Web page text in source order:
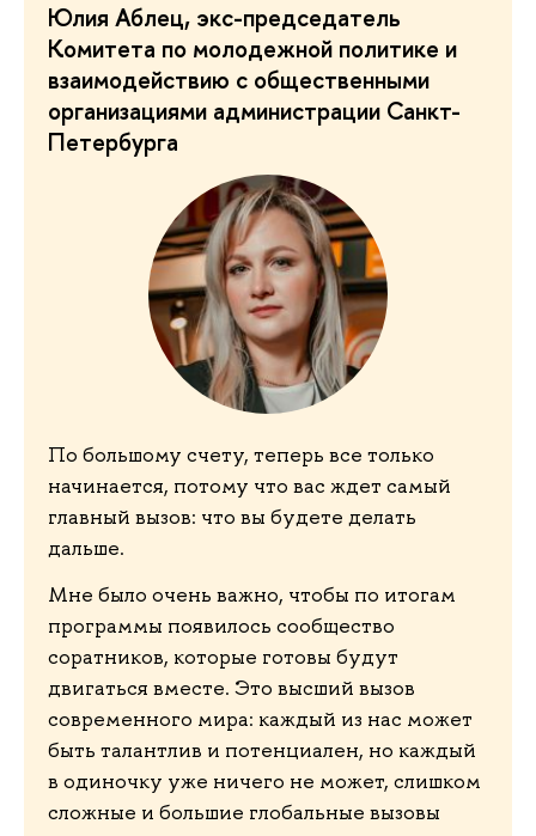
Юлия Аблец, экс-председатель
Комитета по молодежной политике и
взаимодействию с общественными
организациями администрации Санкт-
Петербурга
По большому счету, теперь все только
начинается, потому что вас ждет самый
главный вызов: что вы будете делать
дальше.
Мне было очень важно, чтобы по итогам
программы появилось сообщество
соратников, которые готовы будут
двигаться вместе. Это высший вызов
современного мира: каждый из нас может
быть талантлив и потенциален, но каждый
в одиночку уже ничего не может, слишком
сложные и большие глобальные вызовы